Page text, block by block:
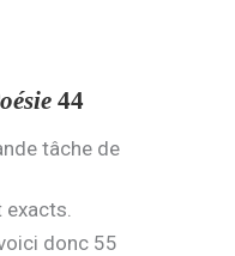
44
tâche de
donc 55